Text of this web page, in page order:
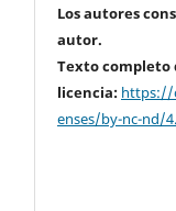
Los autores
autor.
Texto completo
licencia: https://
enses/by-nc-nd/